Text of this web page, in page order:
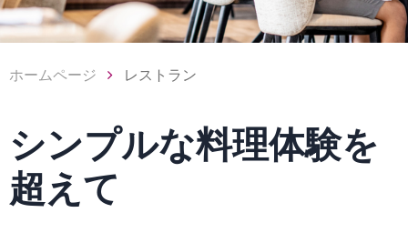
ホームページ レストラン
シンプルな料理体験を
超えて